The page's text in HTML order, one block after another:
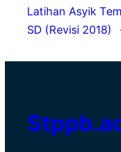
Latihan Asyik
SD (Revisi 2018)